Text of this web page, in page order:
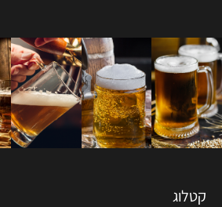
קטלוג